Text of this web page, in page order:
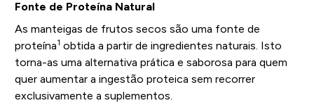
Fonte de Proteína Natural
As manteigas de frutos secos são uma fonte de
proteína1 obtida a partir de ingredientes naturais. Isto
torna-as uma alternativa prática e saborosa para quem
quer aumentar a ingestão proteica sem recorrer
exclusivamente a suplementos.